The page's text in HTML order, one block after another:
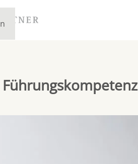
Führungskompetenz